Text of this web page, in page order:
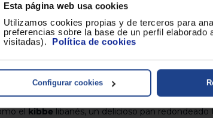
Esta página web usa cookies
Utilizamos cookies propias y de terceros para
preferencias sobre la base de un perfil
visitadas). Política de cookies
Configurar cookies
deliciosos
compramos en el supermercado cuentan con
y edulcorantes, así como con mucha grasa, de
de carne es muy reducido y un alimento
Con la nuevapicadora Tristar VM-4210 con
tus propias salchichas caseras como
, uno perfecto para embutir carne en
elkibbelibanés, un delicioso pan redondeado